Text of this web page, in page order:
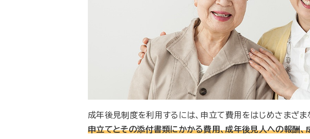
成年後見制度を利用するには、申立て費用をはじめさまざま
申立てとその添付書類にかかる費用、成年後見人への報酬